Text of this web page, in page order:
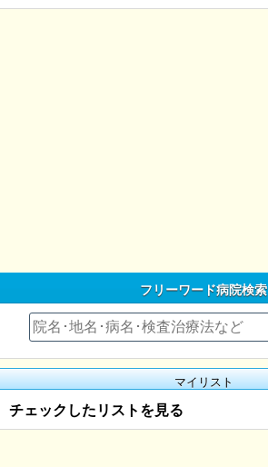
フリーワード病院検索
マイリスト
チェックしたリストを見る